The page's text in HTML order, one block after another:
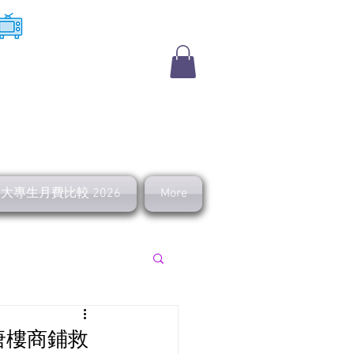
專生月費比較 2026 More
行 寬頻優惠
樓商鋪救